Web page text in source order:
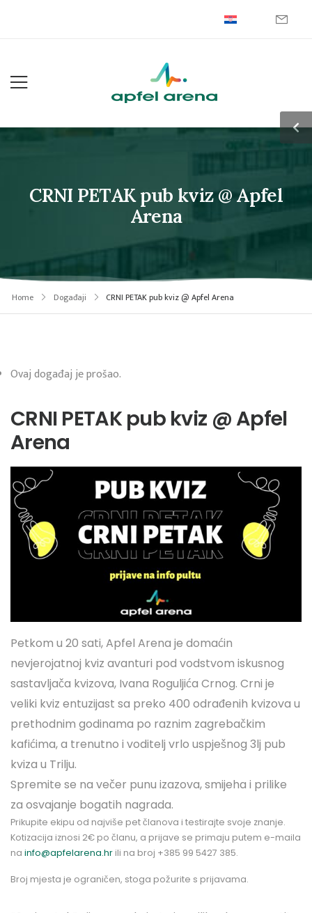
CRNI PETAK pub kviz @ Apfel
Arena
Home Događaji CRNI PETAK pub kviz @ Apfel Arena
Ovaj događaj je prošao.
CRNI PETAK pub kviz @ Apfel
Arena
Petkom u 20 sati, Apfel Arena je domaćin
nevjerojatnoj kviz avanturi pod vodstvom iskusnog
sastavljača kvizova, Ivana Roguljića Crnog. Crni je
veliki kviz entuzijast sa preko 400 odrađenih kvizova u
prethodnim godinama po raznim zagrebačkim
kafićima, a trenutno i voditelj vrlo uspješnog 3lj pub
kviza u Trilju.
Spremite se na večer punu izazova, smijeha i prilike
za osvajanje bogatih nagrada.
Prikupite ekipu od najviše pet članova i testirajte svoje znanje.
Kotizacija iznosi 2€ po članu, a prijave se primaju putem e-maila
na info@apfelarena.hr ili na broj +385 99 5427 385.
Broj mjesta je ograničen, stoga požurite s prijavama.